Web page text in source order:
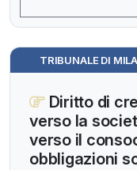
TRIBUNALE DI
Diritto di
verso la
verso il
obbligazioni